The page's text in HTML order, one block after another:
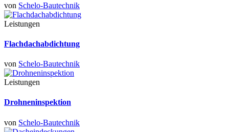
von Schelo-Bautechnik
Leistungen
Flachdachabdichtung
von Schelo-Bautechnik
Leistungen
Drohneninspektion
von Schelo-Bautechnik